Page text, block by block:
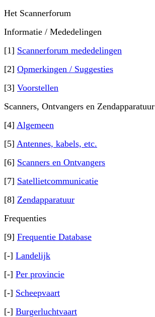
Het Scannerforum
Informatie / Mededelingen
[1] Scannerforum mededelingen
[2] Opmerkingen / Suggesties
[3] Voorstellen
Scanners, Ontvangers en Zendapparatuur
[4] Algemeen
[5] Antennes, kabels, etc.
[6] Scanners en Ontvangers
[7] Satellietcommunicatie
[8] Zendapparatuur
Frequenties
[9] Frequentie Database
[-] Landelijk
[-] Per provincie
[-] Scheepvaart
[-] Burgerluchtvaart